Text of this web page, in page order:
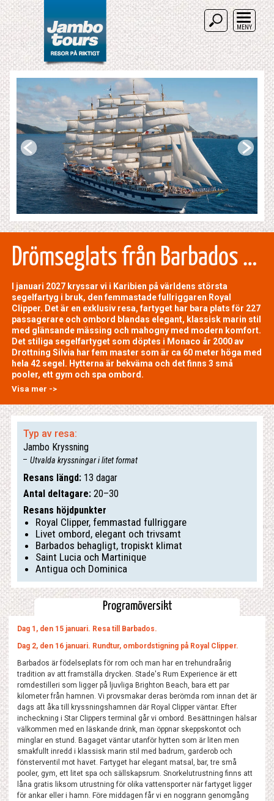
MENY
Drömseglats från Barbados – SvD accent
I januari 2027 kryssar vi i Karibien på världens största
segelfartyg i bruk, den femmastade fullriggaren Royal
Clipper. Det är en exklusiv resa, fartyget har bara plats för 227
passagerare och ombord blandas elegant, klassisk marin stil
med glänsande mässing och mahogny med modern komfort.
Det stiliga segelfartyget som döptes i Monaco år 2000 av
Drottning Silvia har fem master som är ca 60 meter höga med
hela 42 segel. Hytterna är bekväma och det finns 3 små
pooler, ett gym och spa ombord.
Visa mer ->
Typ av resa:
Jambo Kryssning
Utvalda kryssningar i litet format
Resans längd: 13 dagar
Antal deltagare: 20–30
Resans höjdpunkter
Royal Clipper, femmastad fullriggare
Livet ombord, elegant och trivsamt
Barbados behagligt, tropiskt klimat
Saint Lucia och Martinique
Antigua och Dominica
Programöversikt
Dag 1, den 15 januari. Resa till Barbados.
Dag 2, den 16 januari. Rundtur, ombordstigning på Royal Clipper.
Barbados är födelseplats för rom och man har en trehundraårig
tradition av att framställa drycken. Stade's Rum Experience är ett
romdestilleri som ligger på ljuvliga Brighton Beach, bara ett par
kilometer från hamnen. Vi provsmakar deras berömda rom innan det är
dags att åka till kryssningshamnen där Royal Clipper väntar. Efter
incheckning i Star Clippers terminal går vi ombord. Besättningen hälsar
välkommen med en läskande drink, man öppnar skeppskontot och
minglar en stund. Bagaget väntar utanför hytten som är liten men
smakfullt inredd i klassisk marin stil med badrum, garderob och
fönsterventil mot havet. Fartyget har elegant matsal, bar, tre små
pooler, gym, ett litet spa och sällskapsrum. Snorkelutrustning finns att
låna gratis liksom utrustning för olika vattensporter när fartyget ligger
för ankar eller i hamn. Före middagen får vi en noggrann genomgång